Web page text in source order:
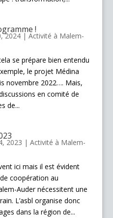
!
2024| Activité à Malem-
se prépare bien entendu
le projet Médina
novembre 2022…. Mais,
en comité de
de...
2023 | Activité à Malem-
ici mais il est évident
coopération au
Auder nécessitent une
L’asbl organise donc
dans la région de...